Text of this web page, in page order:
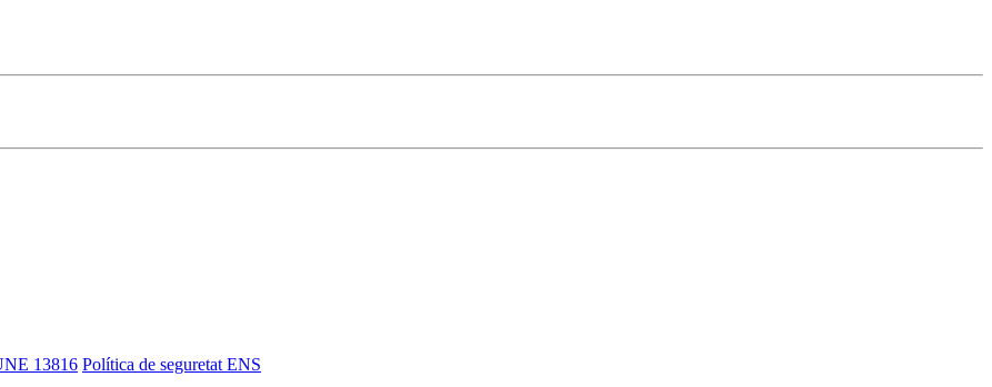
13816 Política de seguretat ENS